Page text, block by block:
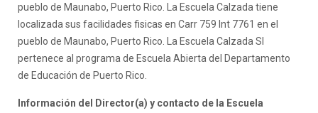
pueblo de Maunabo, Puerto Rico. La Escuela Calzada tiene
localizada sus facilidades fisicas en Carr 759 Int 7761 en el
pueblo de Maunabo, Puerto Rico. La Escuela Calzada SI
pertenece al programa de Escuela Abierta del Departamento
de Educación de Puerto Rico.
Información del Director(a) y contacto de la Escuela